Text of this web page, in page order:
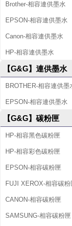
Brother-相容連供墨水
EPSON-相容連供墨水
Canon-相容連供墨水
HP-相容連供墨水
【G&G】連供墨水
BROTHER-相容連供墨
EPSON-相容連供墨水
【G&G】碳粉匣
HP-相容黑色碳粉匣
HP-相容彩色碳粉匣
EPSON-相容碳粉匣
FUJI XEROX-相容碳粉
CANON-相容碳粉匣
SAMSUNG-相容碳粉匣